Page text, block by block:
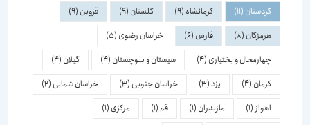
کردستان(11) کرمانشاه(9) گلستان(9) قزوین(9)
هرمزگان(8) فارس(6) خراسان رضوی(5)
چهارمحال و بختیاری(4) سیستان و بلوچستان(4) گیلان(4)
کرمان(4)
(3) خراسان جنوبی(3) خراسان شمالی(2)
اهواز(1) مازندران(1)
(1) مرکزی(1)